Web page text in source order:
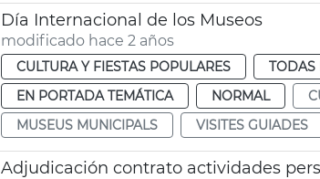
Día Internacional de los Museos
modificado hace 2 años
CULTURA Y FIESTAS POPULARES TODAS
EN PORTADA TEMÁTICA
NORMAL
MUSEUS MUNICIPALS
VISITES GUIADES
Adjudicación contrato actividades